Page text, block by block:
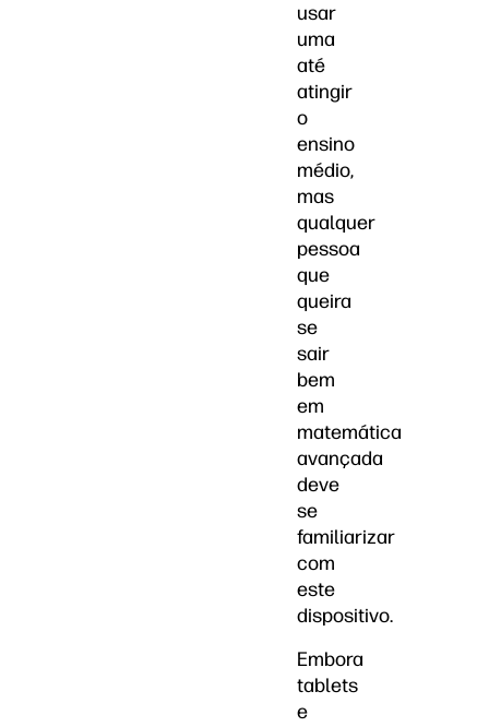
usar
uma
até
atingir
o
ensino
médio,
mas
qualquer
pessoa
que
queira
se
sair
bem
em
matemática
avançada
deve
se
familiarizar
com
este
dispositivo.
Embora
tablets
e